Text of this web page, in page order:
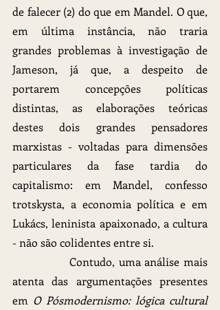
de falecer (2) do que em Mandel. O que,
em última instância, não traria
grandes problemas à investigação de
Jameson, já que, a despeito de
portarem concepções políticas
distintas, as elaborações teóricas
destes dois grandes pensadores
marxistas - voltadas para dimensões
particulares da fase tardia do
capitalismo: em Mandel, confesso
trotskysta, a economia política e em
Lukács, leninista apaixonado, a cultura
- não são colidentes entre si.
		Contudo, uma análise mais
atenta das argumentações presentes
em O Pósmodernismo: lógica cultural